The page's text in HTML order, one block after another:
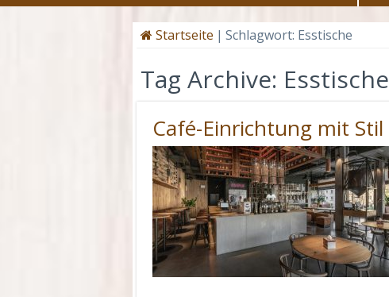
Startseite | Schlagwort: Esstische
Tag Archive: Esstische
Café-Einrichtung mit Stil